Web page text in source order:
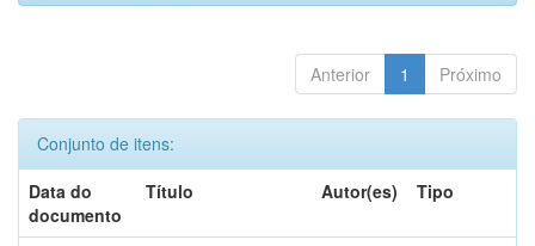
Anterior 1 Próximo
Conjunto de itens:
Data do
documento
Título Autor(es) Tipo